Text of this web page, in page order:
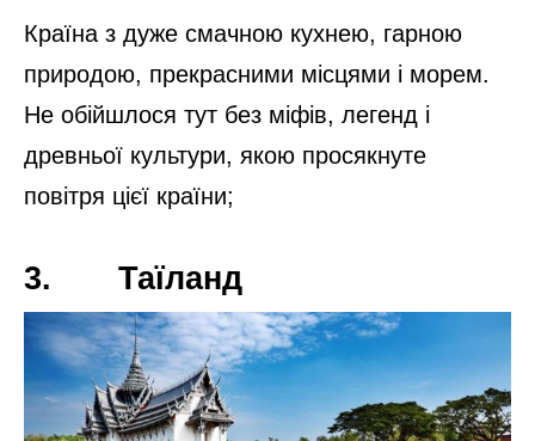
1. Чорногорія